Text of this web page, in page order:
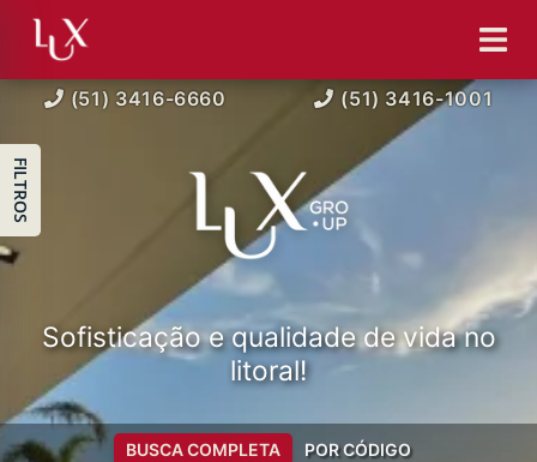
(51) 3416-6660 (51) 3416-1001
Sofisticação e qualidade de vida no
litoral!
BUSCA COMPLETA POR CÓDIGO
FILTROS